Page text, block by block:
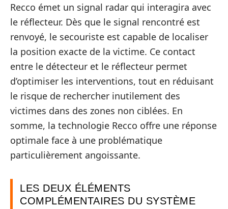
Recco émet un signal radar qui interagira avec
le réflecteur. Dès que le signal rencontré est
renvoyé, le secouriste est capable de localiser
la position exacte de la victime. Ce contact
entre le détecteur et le réflecteur permet
d’optimiser les interventions, tout en réduisant
le risque de rechercher inutilement des
victimes dans des zones non ciblées. En
somme, la technologie Recco offre une réponse
optimale face à une problématique
particulièrement angoissante.
LES DEUX ÉLÉMENTS
COMPLÉMENTAIRES DU SYSTÈME